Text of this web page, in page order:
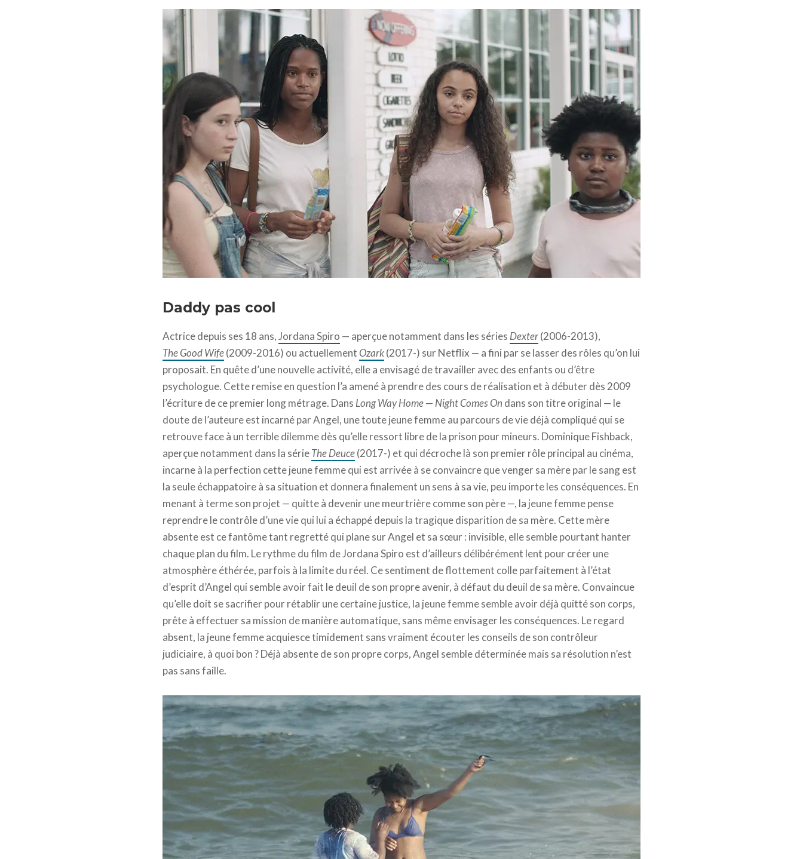
Daddy pas cool
Actrice depuis ses 18 ans, Jordana Spiro — aperçue notamment dans les séries Dexter(2006-2013),
The Good Wife(2009-2016) ou actuellement Ozark(2017-) sur Netflix — a fini par se lasser des rôles qu’on lui
proposait. En quête d’une nouvelle activité, elle a envisagé de travailler avec des enfants ou d’être
psychologue. Cette remise en question l’a amené à prendre des cours de réalisation et à débuter dès 2009
l’écriture de ce premier long métrage. Dans Long Way Home— Night Comes On dans son titre original — le
doute de l’auteure est incarné par Angel, une toute jeune femme au parcours de vie déjà compliqué qui se
retrouve face à un terrible dilemme dès qu’elle ressort libre de la prison pour mineurs. Dominique Fishback,
aperçue notamment dans la sérieThe Deuce(2017-) et qui décroche là son premier rôle principal au cinéma,
incarne à la perfection cette jeune femme qui est arrivée à se convaincre que venger sa mère par le sang est
la seule échappatoire à sa situation et donnera finalement un sens à sa vie, peu importe les conséquences. En
menant à terme son projet — quitte à devenir une meurtrière comme son père —, la jeune femme pense
reprendre le contrôle d’une vie qui lui a échappé depuis la tragique disparition de sa mère. Cette mère
absente est ce fantôme tant regretté qui plane sur Angel et sa sœur : invisible, elle semble pourtant hanter
chaque plan du film. Le rythme du film de Jordana Spiro est d’ailleurs délibérément lent pour créer une
atmosphère éthérée, parfois à la limite du réel. Ce sentiment de flottement colle parfaitement à l’état
d’esprit d’Angel qui semble avoir fait le deuil de son propre avenir, à défaut du deuil de sa mère. Convaincue
qu’elle doit se sacrifier pour rétablir une certaine justice, la jeune femme semble avoir déjà quitté son corps,
prête à effectuer sa mission de manière automatique, sans même envisager les conséquences. Le regard
absent, la jeune femme acquiesce timidement sans vraiment écouter les conseils de son contrôleur
judiciaire, à quoi bon ? Déjà absente de son propre corps, Angel semble déterminée mais sa résolution n’est
pas sans faille.